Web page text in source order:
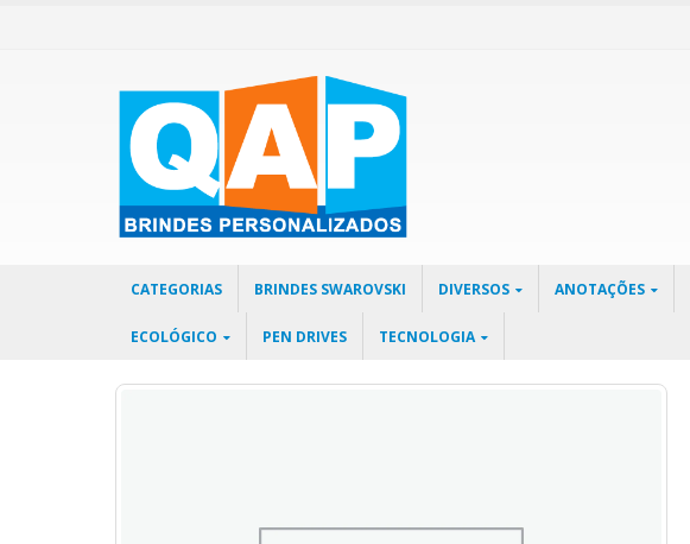
CATEGORIAS BRINDES SWAROVSKI DIVERSOS ANOTAÇÕES
ECOLÓGICO PEN DRIVES TECNOLOGIA